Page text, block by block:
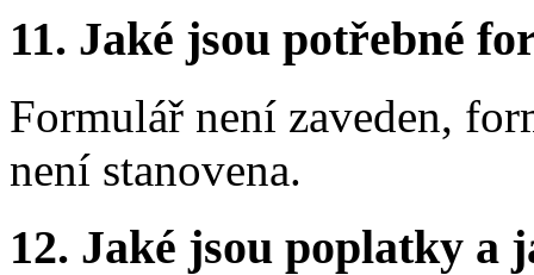
11. Jaké jsou potřebné
Formulář není zaveden,
není stanovena.
12. Jaké jsou poplatky a